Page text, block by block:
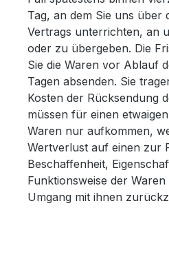
Tag, an dem Sie uns über
Vertrags unterrichten, an
oder zu übergeben. Die
Sie die Waren vor Ablauf
Tagen absenden. Sie
Kosten der Rücksendung
müssen für einen
Waren nur aufkommen,
Wertverlust auf einen zur
Beschaffenheit,
Funktionsweise der
Umgang mit ihnen